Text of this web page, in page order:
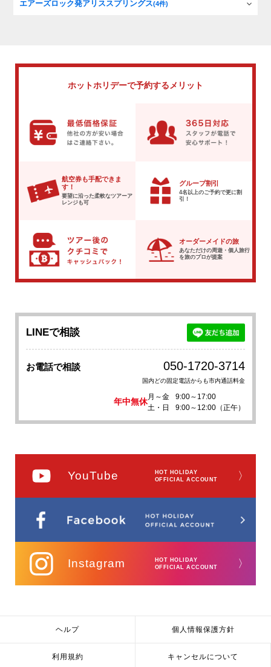
エアーズロック発アリススプリングス(4件)
ホットホリデーで予約するメリット
航空券も手配できま
す！
要望に沿った柔軟なツアーア
レンジも可
グループ割引
4名以上のご予約で更に割
引！
オーダーメイドの旅
あなただけの周遊・個人旅行
を旅のプロが提案
LINEで相談
お電話で相談 050-1720-3714
国内どの固定電話からも市内通話料金
年中無休
月～金
9:00～17:00
土・日
9:00～12:00（正午）
YouTube
HOT HOLIDAY
OFFICIAL ACCOUNT
〉
Instagram
HOT HOLIDAY
OFFICIAL ACCOUNT
〉
ヘルプ 個人情報保護方針
利用規約 キャンセルについて